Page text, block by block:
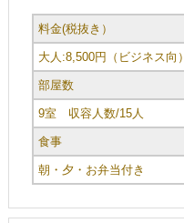
料金(税抜き）
大人:8,500円（ビジネス向）
部屋数
9室 収容人数/15人
食事
朝・夕・お弁当付き